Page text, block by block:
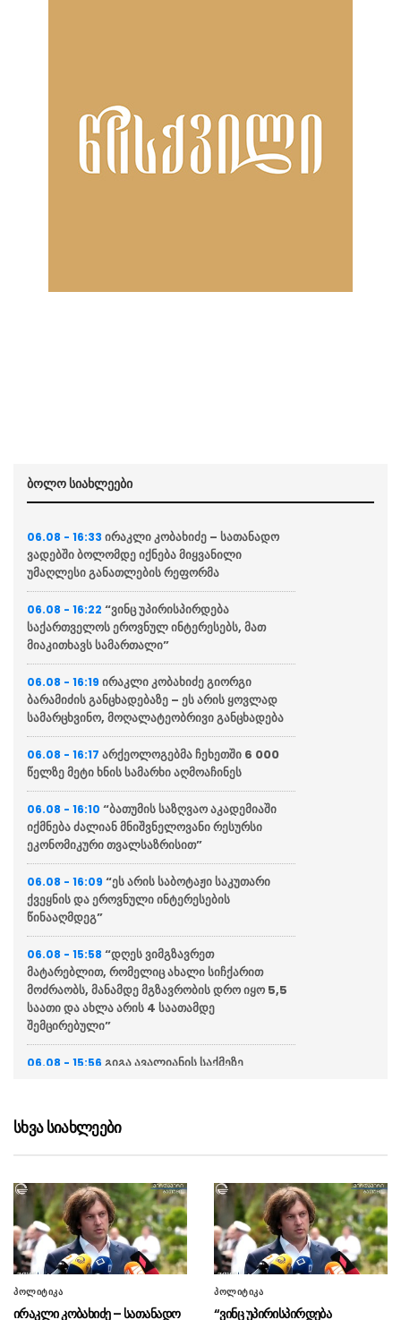
ბოლო სიახლეები
06.08 - 16:33 ირაკლი კობახიძე – სათანადო
ვადებში ბოლომდე იქნება მიყვანილი
უმაღლესი განათლების რეფორმა
06.08 - 16:22 “ვინც უპირისპირდება
საქართველოს ეროვნულ ინტერესებს, მათ
მიაკითხავს სამართალი”
06.08 - 16:19 ირაკლი კობახიძე გიორგი
ბარამიძის განცხადებაზე – ეს არის ყოვლად
სამარცხვინო, მოღალატეობრივი განცხადება
06.08 - 16:17 არქეოლოგებმა ჩეხეთში 6 000
წელზე მეტი ხნის სამარხი აღმოაჩინეს
06.08 - 16:10 “ბათუმის საზღვაო აკადემიაში
იქმნება ძალიან მნიშვნელოვანი რესურსი
ეკონომიკური თვალსაზრისით”
06.08 - 16:09 “ეს არის საბოტაჟი საკუთარი
ქვეყნის და ეროვნული ინტერესების
წინააღმდეგ”
06.08 - 15:58 “დღეს ვიმგზავრეთ
მატარებლით, რომელიც ახალი სიჩქარით
მოძრაობს, მანამდე მგზავრობის დრო იყო 5,5
საათი და ახლა არის 4 საათამდე
შემცირებული”
06.08 - 15:56 გიგა ავალიანის საქმეზე
გადაიყვანეს
სადიზმზეა დაფუძნებული, მოძალადე
ყოველთვის იცავს მოძალადეს”
06.08 - 15:47პრემიერ-მინისტრ ირაკლი
კობახიძის კომენტარი (ვიდეო)
06.08 - 15:44
ვალერი ზალუჟნი: უკრაინამ
რუსეთის წინააღმდეგ საბრძოლო შეიარაღების
სხვა სიახლეები
პოლიტიკა
ირაკლი კობახიძე – სათანადო
პოლიტიკა
“ვინც უპირისპირდება